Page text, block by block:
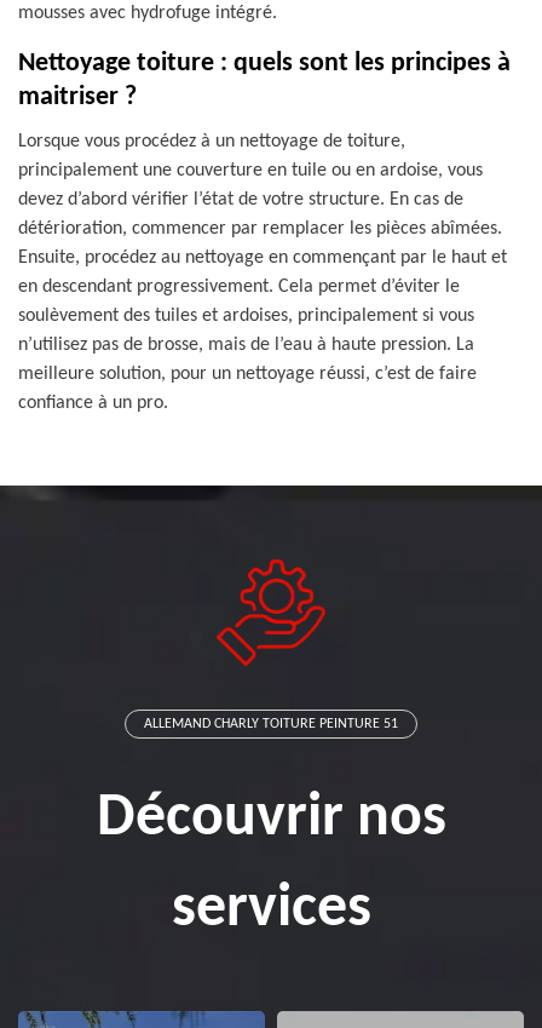
mousses avec hydrofuge intégré.
Nettoyage toiture : quels sont les principes à
maitriser ?
Lorsque vous procédez à un nettoyage de toiture,
principalement une couverture en tuile ou en ardoise, vous
devez d’abord vérifier l’état de votre structure. En cas de
détérioration, commencer par remplacer les pièces abîmées.
Ensuite, procédez au nettoyage en commençant par le haut et
en descendant progressivement. Cela permet d’éviter le
soulèvement des tuiles et ardoises, principalement si vous
n’utilisez pas de brosse, mais de l’eau à haute pression. La
meilleure solution, pour un nettoyage réussi, c’est de faire
confiance à un pro.
ALLEMAND CHARLY TOITURE PEINTURE 51
Découvrir nos
services